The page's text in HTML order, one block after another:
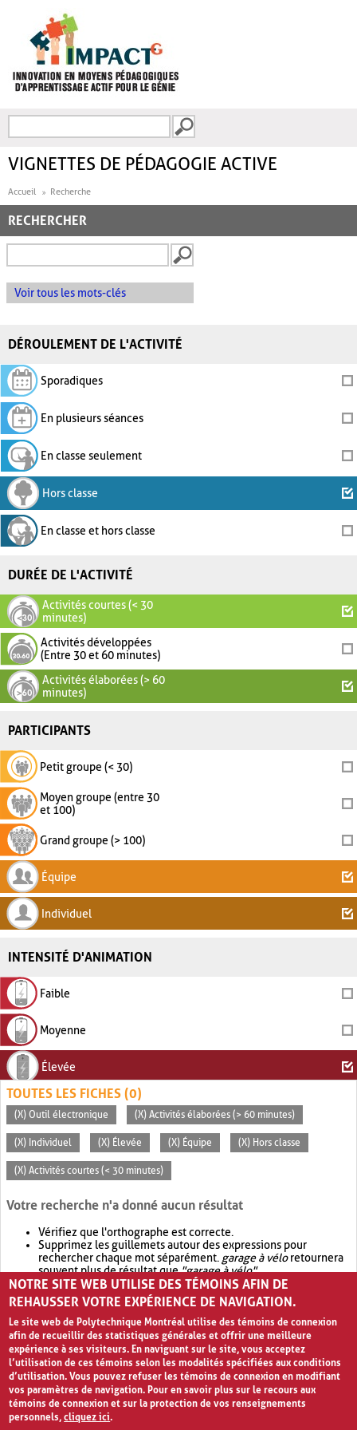
FORMULAIRE DE
VIGNETTES DE PÉDAGOGIE ACTIVE
Accueil Recherche
RECHERCHER
Voir tous les mots-clés
DÉROULEMENT DE L'ACTIVITÉ
Sporadiques
En plusieurs séances
En classe seulement
Hors classe
En classe et hors classe
DURÉE DE L'ACTIVITÉ
Activités courtes (< 30
minutes)
Activités développées
(Entre 30 et 60 minutes)
Activités élaborées (> 60
minutes)
PARTICIPANTS
Petit groupe (< 30)
Moyen groupe (entre 30
et 100)
Grand groupe (> 100)
Équipe
Individuel
INTENSITÉ D'ANIMATION
Faible
Moyenne
Élevée
TOUTES LES FICHES (0)
(X) Outil électronique (X) Activités élaborées (> 60 minutes)
(X) Individuel (X) Élevée (X) Équipe (X) Hors classe
(X) Activités courtes (< 30 minutes)
Votre recherche n'a donné aucun résultat
Vérifiez que l'orthographe est correcte.
Supprimez les guillemets autour des expressions pour
rechercher chaque mot séparément. garage à véloretournera
souvent plus de résultat que"garage à vélo".
Envisagez d'élargir votre recherche avec OR.garage OR vélo
retournera souvent plus de résultat quegarage à vélo
NOTRE SITE WEB UTILISE DES TÉMOINS AFIN DE
REHAUSSER VOTRE EXPÉRIENCE DE NAVIGATION.
Le site web de Polytechnique Montréal utilise des témoins de connexion
afin de recueillir des statistiques générales et offrir une meilleure
expérience à ses visiteurs. En naviguant sur le site, vous acceptez
l’utilisation de ces témoins selon les modalités spécifiées aux conditions
d’utilisation. Vous pouvez refuser les témoins de connexion en modifiant
vos paramètres de navigation. Pour en savoir plus sur le recours aux
témoins de connexion et sur la protection de vos renseignements
personnels,cliquez ici.